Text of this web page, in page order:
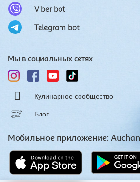
Viber bot
Telegram bot
Мы в социальных сетях
Кулинарное сообщество
Блог
Мобильное приложение: Auchan